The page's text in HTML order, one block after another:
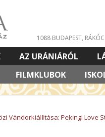
1088 BUDAPEST,
FILMKLUBOK
AZ URÁNIÁRÓL
Vándorkiállítása: Pekingi Love